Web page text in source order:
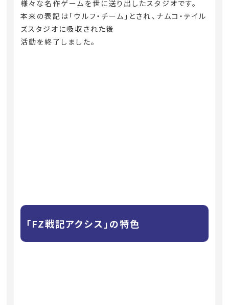
様々な名作ゲームを世に送り出したスタジオです。
本来の表記は「ウルフ・チーム」とされ、ナムコ・テイル
ズスタジオに吸収された後
活動を終了しました。
「FZ戦記アクシス」の特色